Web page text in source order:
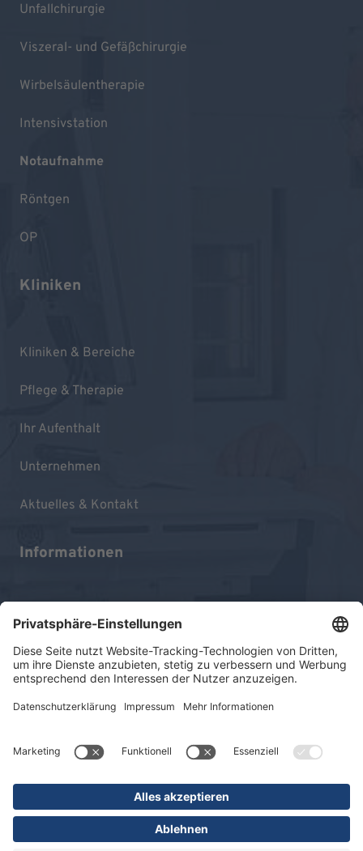
Unfallchirurgie
Viszeral- und Gefäßchirurgie
Wirbelsäulentherapie
Intensivstation
Notaufnahme
Röntgen
OP
Kliniken
Kliniken & Bereiche
Pflege & Therapie
Ihr Aufenthalt
Unternehmen
Aktuelles & Kontakt
Informationen
Impressum
Datenschutz
Sitemap
© 2026 KLINIKEN DR. ERLER